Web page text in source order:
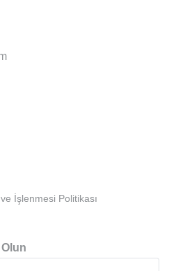
İşlenmesi Politikası